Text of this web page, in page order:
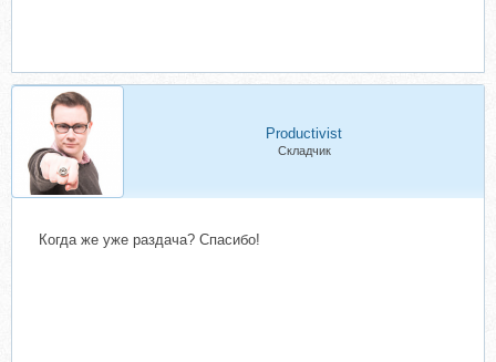
Productivist
Складчик
Когда же уже раздача? Спасибо!